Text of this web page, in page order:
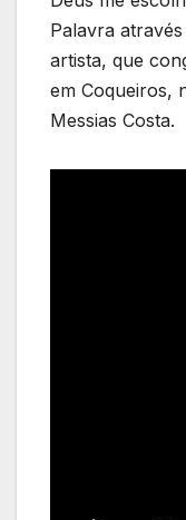
Palavra
artista, que
em Coqueiros,
Messias Costa.